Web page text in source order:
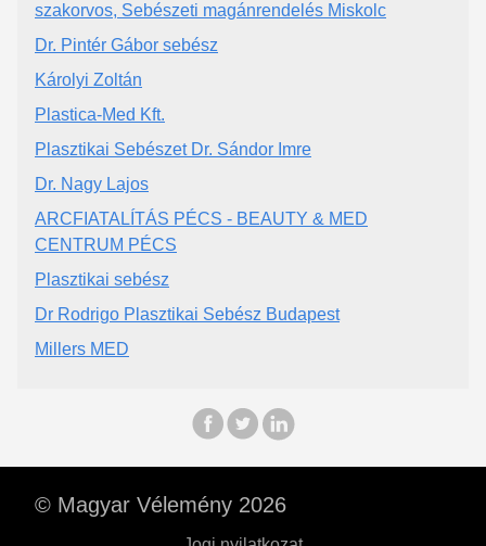
szakorvos, Sebészeti magánrendelés Miskolc
Dr. Pintér Gábor sebész
Károlyi Zoltán
Plastica-Med Kft.
Plasztikai Sebészet Dr. Sándor Imre
Dr. Nagy Lajos
ARCFIATALÍTÁS PÉCS - BEAUTY & MED
CENTRUM PÉCS
Plasztikai sebész
Dr Rodrigo Plasztikai Sebész Budapest
Millers MED
© Magyar Vélemény 2026